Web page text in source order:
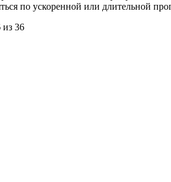
по ускоренной или длительной
из 36